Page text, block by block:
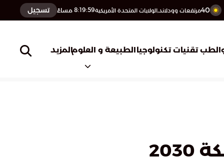
40مرتفعات وودلاند,الولايات المتحدة الأمريكية8:20:00 مساءً تسجيل
تقنيات تكنولوجياالطبيعة و العلومالمزيد